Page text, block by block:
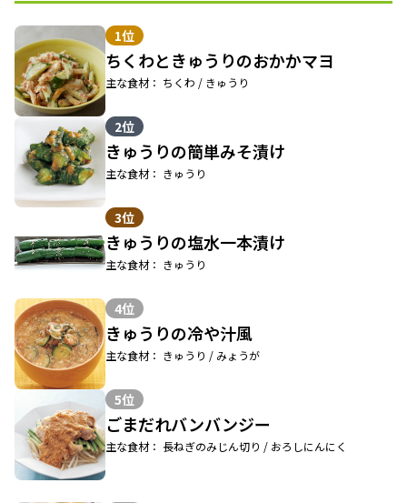
1位
ちくわときゅうりのおかかマヨ
主な食材： ちくわ / きゅうり
2位
きゅうりの簡単みそ漬け
主な食材： きゅうり
3位
きゅうりの塩水一本漬け
主な食材： きゅうり
4位
きゅうりの冷や汁風
主な食材： きゅうり / みょうが
5位
ごまだれバンバンジー
主な食材： 長ねぎのみじん切り / おろしにんにく